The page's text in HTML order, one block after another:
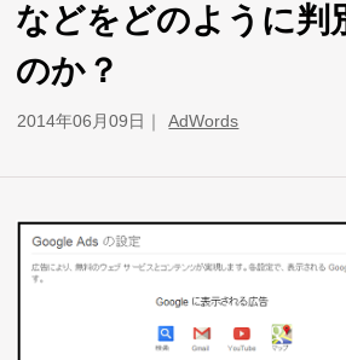
などをどのように判
のか？
2014年06月09日 AdWords